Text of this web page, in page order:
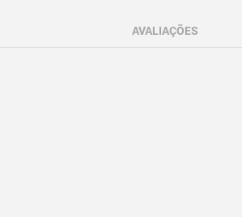
AVALIAÇÕES